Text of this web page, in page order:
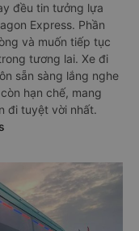
đều tin tưởng lựa
Express. Phần
và muốn tiếp tục
tương lai. Xe đi
sẵn sàng lắng nghe
hạn chế, mang
đi tuyệt vời nhất.